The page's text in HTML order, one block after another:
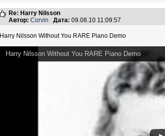
Re: Harry Nilsson
Автор: Corvin Дата: 09.08.10 11:09:57
Harry Nilsson Without You RARE Piano Demo
Harry Nilsson Without You RARE Piano Demo